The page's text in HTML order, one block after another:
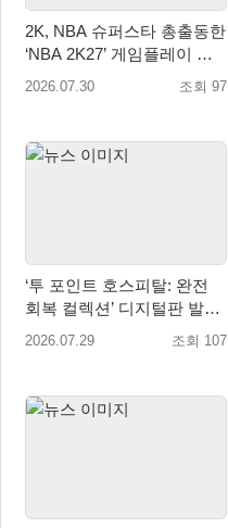
2K, NBA 슈퍼스타 총출동한
‘NBA 2K27’ 게임플레이 트
레일러 공개
2026.07.30 조회 97
‘투 포인트 호스피탈: 완전
회복 컬렉션’ 디지털판 발매
일 9월 16일(수)로 결정!
2026.07.29 조회 107